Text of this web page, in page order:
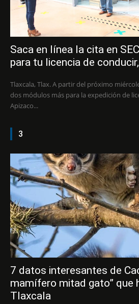
Saca en línea la cita en
para tu licencia de
Tlaxcala, Tlax. A partir del próximo
dos módulos más para la expedición de
Apizaco...
3
7 datos interesantes de
mamífero mitad gato” que
Tlaxcala